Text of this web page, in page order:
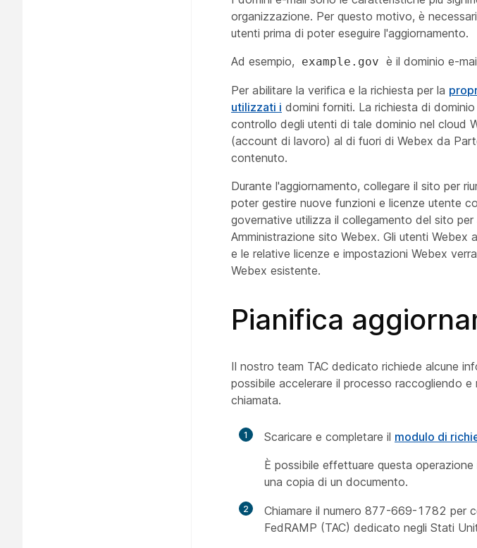
organizzazione. Per questo motivo, è
utenti prima di poter eseguire l'aggiornamento.
Ad esempio,
example.gov è il dominio e-
Per abilitare la verifica e la richiesta per la
utilizzati i domini forniti. La richiesta di
controllo degli utenti di tale dominio nel cloud
(account di lavoro) al di fuori di Webex da
contenuto.
Durante l'aggiornamento, collegare il sito per
poter gestire nuove funzioni e licenze utente
governative utilizza il collegamento del sito
Amministrazione sito Webex. Gli utenti
e le relative licenze e impostazioni Webex
Webex esistente.
Pianifica
Il nostro team TAC dedicato richiede alcune
possibile accelerare il processo raccogliendo
chiamata.
1 Scaricare e completare il modulo di
È possibile effettuare questa
una copia di un documento.
2
Chiamare il numero 877-669-1782 per
FedRAMP (TAC) dedicato negli Stati